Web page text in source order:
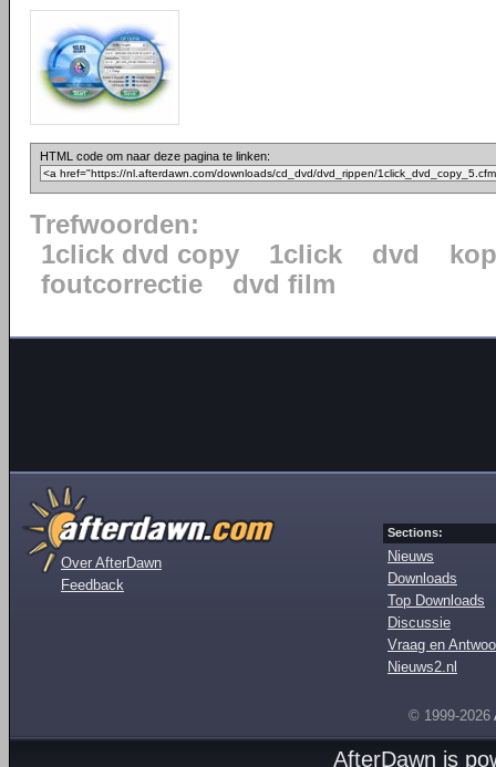
HTML code om naar deze pagina te linken:
Trefwoorden:
1click dvd copy
1click dvd
foutcorrectie
dvd film
Over AfterDawn
Feedback
Sections:
Nieuws
Downloads
Top Downloads
Discussie
Vraag en
Nieuws2.nl
© 1999-2026
AfterDawn is